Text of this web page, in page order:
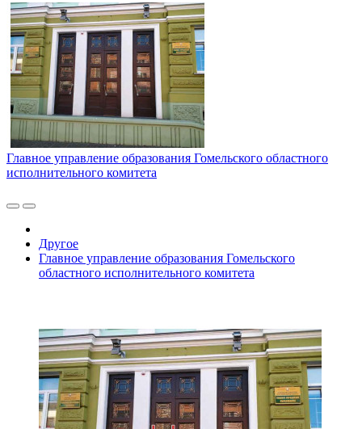
Главное управление образования Гомельского областного
исполнительного комитета
Другое
Главное управление образования Гомельского
областного исполнительного комитета